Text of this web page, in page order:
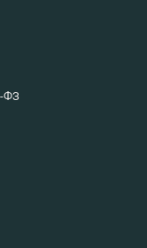
ФЗ